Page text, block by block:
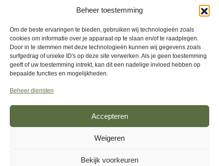
Beheer toestemming
Om de beste ervaringen te bieden, gebruiken wij technologieën zoals
cookies om informatie over je apparaat op te slaan en/of te raadplegen.
Door in te stemmen met deze technologieën kunnen wij gegevens zoals
surfgedrag of unieke ID's op deze site verwerken. Als je geen toestemming
geeft of uw toestemming intrekt, kan dit een nadelige invloed hebben op
bepaalde functies en mogelijkheden.
Beheer diensten
Accepteren
Weigeren
Bekijk voorkeuren
Actievoorwaarden
Algemene voorwaarden
Privacybeleid